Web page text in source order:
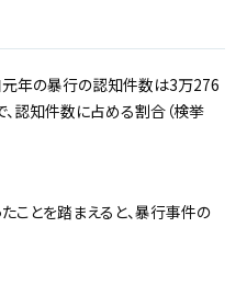
年の暴行の認知件数は3万276
認知件数に占める割合（検挙
とを踏まえると、暴行事件の